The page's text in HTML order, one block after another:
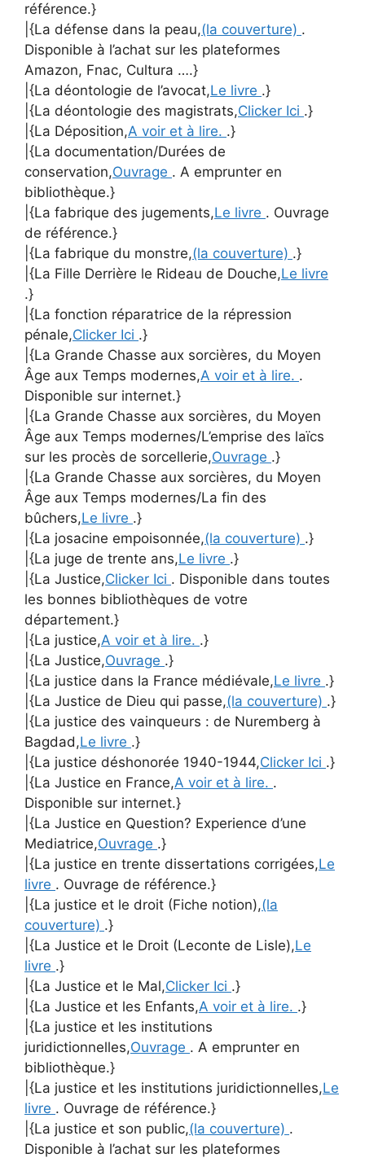
référence.}
|{La défense dans la peau,(la couverture) .
Disponible à l’achat sur les plateformes
Amazon, Fnac, Cultura ….}
|{La déontologie de l’avocat,Le livre .}
|{La déontologie des magistrats,Clicker Ici .}
|{La Déposition,A voir et à lire. .}
|{La documentation/Durées de
conservation,Ouvrage . A emprunter en
bibliothèque.}
|{La fabrique des jugements,Le livre . Ouvrage
de référence.}
|{La fabrique du monstre,(la couverture) .}
|{La Fille Derrière le Rideau de Douche,Le livre
.}
|{La fonction réparatrice de la répression
pénale,Clicker Ici .}
|{La Grande Chasse aux sorcières, du Moyen
Âge aux Temps modernes,A voir et à lire. .
Disponible sur internet.}
|{La Grande Chasse aux sorcières, du Moyen
Âge aux Temps modernes/L’emprise des laïcs
sur les procès de sorcellerie,Ouvrage .}
|{La Grande Chasse aux sorcières, du Moyen
Âge aux Temps modernes/La fin des
bûchers,Le livre .}
|{La josacine empoisonnée,(la couverture) .}
|{La juge de trente ans,Le livre .}
|{La Justice,Clicker Ici . Disponible dans toutes
les bonnes bibliothèques de votre
département.}
|{La justice,A voir et à lire. .}
|{La Justice,Ouvrage .}
|{La justice dans la France médiévale,Le livre .}
|{La Justice de Dieu qui passe,(la couverture) .}
|{La justice des vainqueurs : de Nuremberg à
Bagdad,Le livre .}
|{La justice déshonorée 1940-1944,Clicker Ici .}
|{La Justice en France,A voir et à lire. .
Disponible sur internet.}
|{La Justice en Question? Experience d’une
Mediatrice,Ouvrage .}
|{La justice en trente dissertations corrigées,Le
livre . Ouvrage de référence.}
|{La justice et le droit (Fiche notion),(la
couverture) .}
|{La Justice et le Droit (Leconte de Lisle),Le
livre .}
|{La Justice et le Mal,Clicker Ici .}
|{La Justice et les Enfants,A voir et à lire. .}
|{La justice et les institutions
juridictionnelles,Ouvrage . A emprunter en
bibliothèque.}
|{La justice et les institutions juridictionnelles,Le
livre . Ouvrage de référence.}
|{La justice et son public,(la couverture) .
Disponible à l’achat sur les plateformes